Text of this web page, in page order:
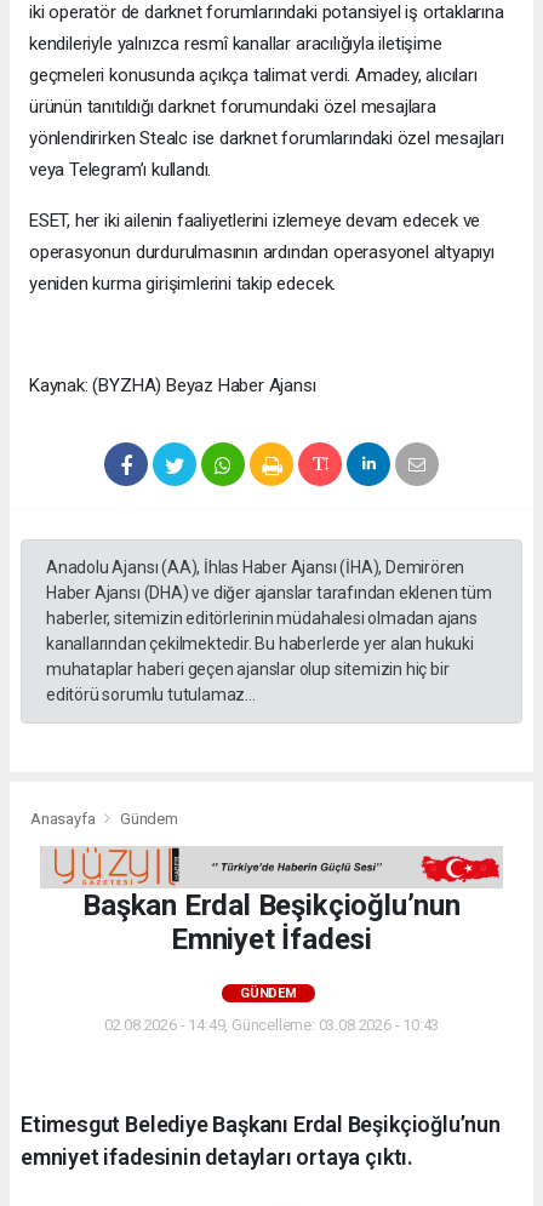
iki operatör de darknet forumlarındaki potansiyel iş ortaklarına
kendileriyle yalnızca resmî kanallar aracılığıyla iletişime
geçmeleri konusunda açıkça talimat verdi. Amadey, alıcıları
ürünün tanıtıldığı darknet forumundaki özel mesajlara
yönlendirirken Stealc ise darknet forumlarındaki özel mesajları
veya Telegram’ı kullandı.
ESET, her iki ailenin faaliyetlerini izlemeye devam edecek ve
operasyonun durdurulmasının ardından operasyonel altyapıyı
yeniden kurma girişimlerini takip edecek.
Kaynak: (BYZHA) Beyaz Haber Ajansı
Anadolu Ajansı (AA), İhlas Haber Ajansı (İHA), Demirören
Haber Ajansı (DHA) ve diğer ajanslar tarafından eklenen tüm
haberler, sitemizin editörlerinin müdahalesi olmadan ajans
kanallarından çekilmektedir. Bu haberlerde yer alan hukuki
muhataplar haberi geçen ajanslar olup sitemizin hiç bir
editörü sorumlu tutulamaz...
Anasayfa Gündem
Başkan Erdal Beşikçioğlu’nun
Emniyet İfadesi
GÜNDEM
02.08.2026 - 14:49, Güncelleme: 03.08.2026 - 10:43
Etimesgut Belediye Başkanı Erdal Beşikçioğlu’nun
emniyet ifadesinin detayları ortaya çıktı.